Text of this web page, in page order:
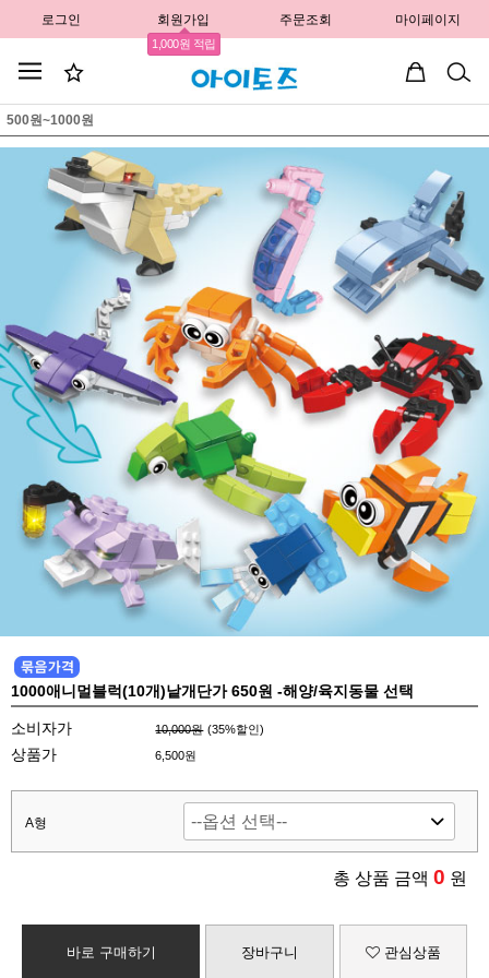
로그인 회원가입
1,000원 적립
주문조회 마이페이지
500원~1000원
1000애니멀블럭(10개)낱개단가 650원 -해양/육지동물 선택
소비자가 10,000원 (35%할인)
상품가 6,500원
A형
총 상품 금액 0 원
바로 구매하기 장바구니 관심상품